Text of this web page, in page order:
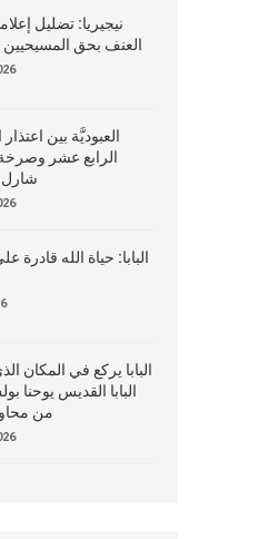
نيجيريا: تضليل
العنف بحق المسيحيين
العبوديَّة بين اعتذار
الرابع عشر
شارل
البابا: حياة الله قادرة
البابا يركع في المكان
البابا القديس يوحنا
من